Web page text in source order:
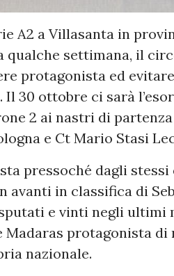
A2 a Villasanta in
qualche settimana, il
protagonista ed
Il 30 ottobre ci sarà
2 ai nastri di
e Ct Mario Stasi
pressoché dagli
avanti in classifica di
e vinti negli ultimi
Madaras protagonista
nazionale.